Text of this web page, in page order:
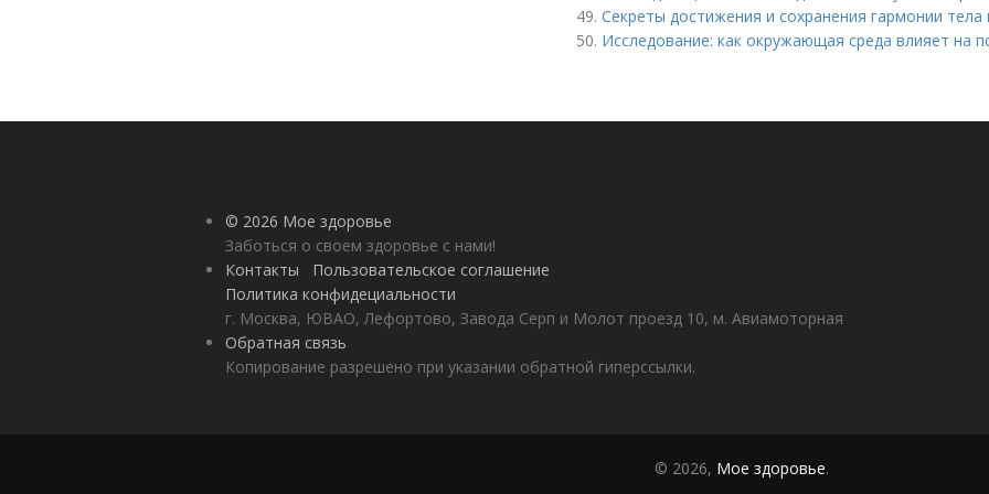
49. Секреты достижения и сохранения гармонии тела
50. Исследование: как окружающая среда влияет на
© 2026 Мое здоровье
Заботься о своем здоровье с нами!
Контакты
Пользовательское соглашение
Политика конфидециальности
г. Москва, ЮВАО, Лефортово, Завода Серп и Молот проезд 10, м. Авиамоторная
Обратная связь
Копирование разрешено при указании обратной гиперссылки.
© 2026, Мое здоровье.